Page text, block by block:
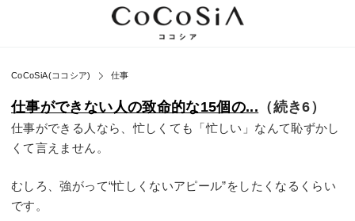
CoCoSiA(ココシア) 仕事
仕事ができない人の致命的な15個の... （続き6）
仕事ができる人なら、忙しくても「忙しい」なんて恥ずかし
くて言えません。
むしろ、強がって“忙しくないアピール”をしたくなるくらい
です。